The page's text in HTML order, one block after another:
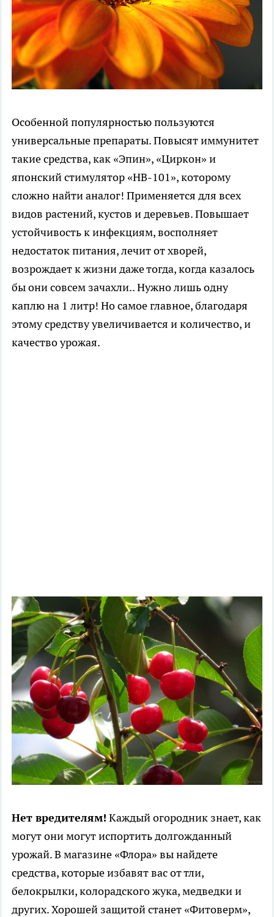
Особенной популярностью пользуются
универсальные препараты. Повысят иммунитет
такие средства, как «Эпин», «Циркон» и
японский стимулятор «НВ-101», которому
сложно найти аналог! Применяется для всех
видов растений, кустов и деревьев. Повышает
устойчивость к инфекциям, восполняет
недостаток питания, лечит от хворей,
возрождает к жизни даже тогда, когда казалось
бы они совсем зачахли.. Нужно лишь одну
каплю на 1 литр! Но самое главное, благодаря
этому средству увеличивается и количество, и
качество урожая.
Нет вредителям! Каждый огородник знает, как
могут они могут испортить долгожданный
урожай. В магазине «Флора» вы найдете
средства, которые избавят вас от тли,
белокрылки, колорадского жука, медведки и
других. Хорошей защитой станет «Фитоверм»,